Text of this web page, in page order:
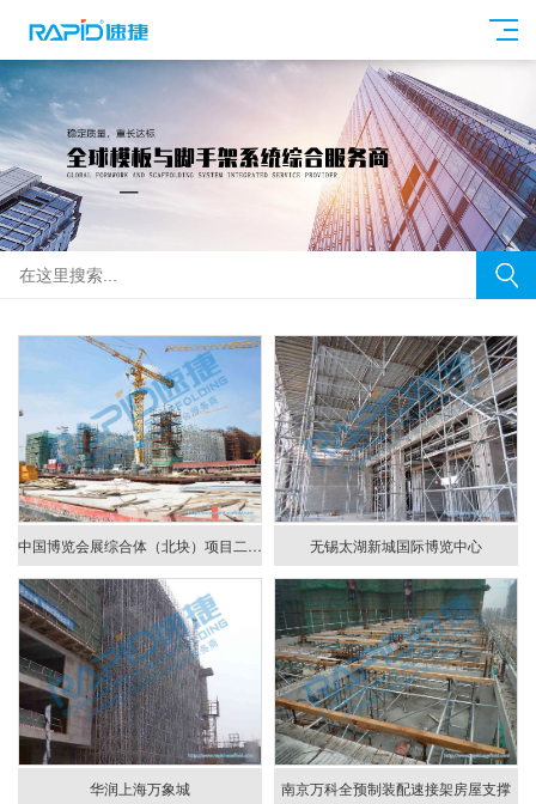
中国博览会展综合体（北块）项目二标段 无锡太湖新城国际博览中心
华润上海万象城 南京万科全预制装配速接架房屋支撑